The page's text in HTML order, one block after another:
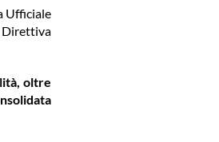
Ufficiale
Direttiva
oltre